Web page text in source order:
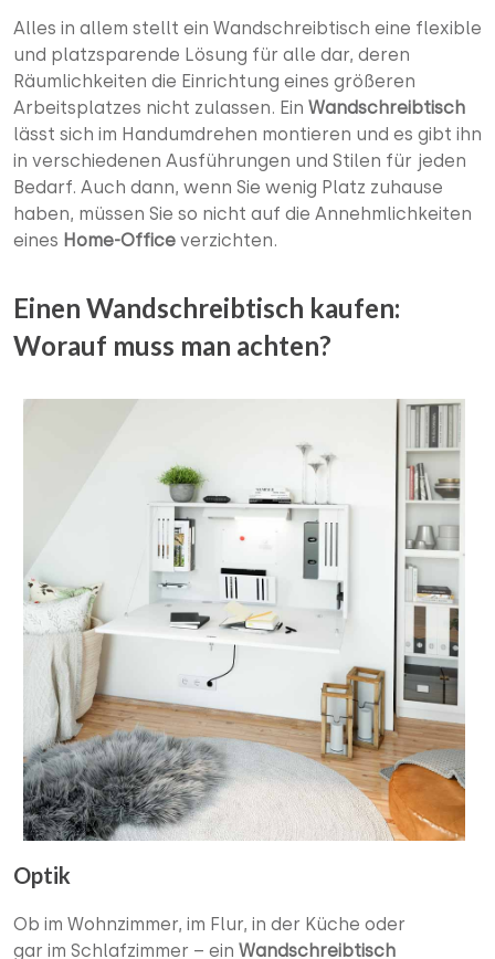
Alles in allem stellt ein Wandschreibtisch eine flexible
und platzsparende Lösung für alle dar, deren
Räumlichkeiten die Einrichtung eines größeren
Arbeitsplatzes nicht zulassen. Ein Wandschreibtisch
lässt sich im Handumdrehen montieren und es gibt ihn
in verschiedenen Ausführungen und Stilen für jeden
Bedarf. Auch dann, wenn Sie wenig Platz zuhause
haben, müssen Sie so nicht auf die Annehmlichkeiten
eines Home-Office verzichten.
Einen Wandschreibtisch kaufen:
Worauf muss man achten?
Optik
Ob im Wohnzimmer, im Flur, in der Küche oder
gar im Schlafzimmer – ein Wandschreibtisch